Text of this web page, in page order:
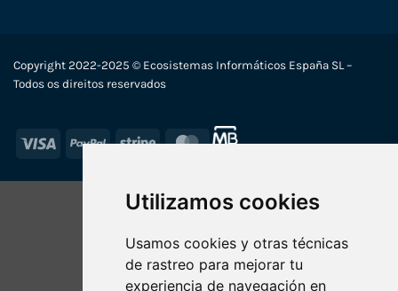
Utilizamos cookies
Usamos cookies y otras técnicas
de rastreo para mejorar tu
experiencia de navegación en
Copyright 2022-2025 © Ecosistemas Informáticos España SL –
Todos os direitos reservados
Visa PayPal Stripe MasterCard